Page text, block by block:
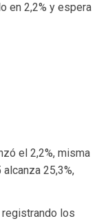
en 2,2% y espera
el 2,2%, misma
25,3%,
registrando los